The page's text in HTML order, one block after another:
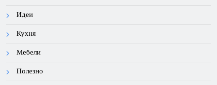
Идеи
Кухня
Мебели
Полезно